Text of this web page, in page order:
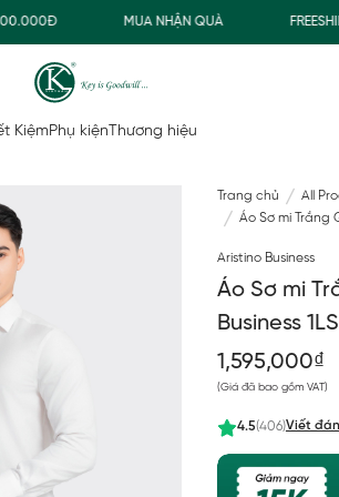
MUA NHẬN QUÀ FREESHIP
KiệmPhụ kiện Thương hiệu
Trang chủ
All
Áo Sơ mi Trắng
Aristino Business
Áo Sơ mi
Business
1,595,000₫
(Giá đã bao gồm VAT)
4.5(406)Viết